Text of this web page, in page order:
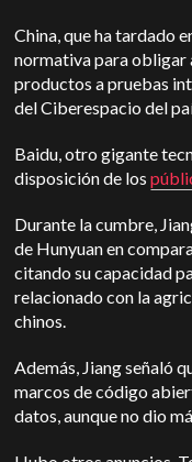
China, que ha tardado
normativa para obligar
productos a pruebas
del Ciberespacio del
Baidu, otro gigante
disposición de los
Durante la cumbre,
de Hunyuan en
citando su capacidad
relacionado con la
chinos.
Además, Jiang señaló
marcos de código
datos, aunque no dio